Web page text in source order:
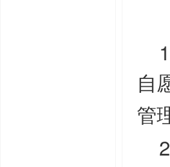
自
管